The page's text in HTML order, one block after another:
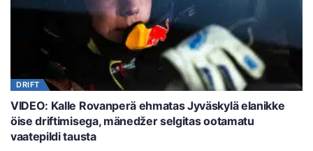
DRIFT
VIDEO: Kalle Rovanperä ehmatas Jyväskylä elanikke
öise driftimisega, mänedžer selgitas ootamatu
vaatepildi tausta